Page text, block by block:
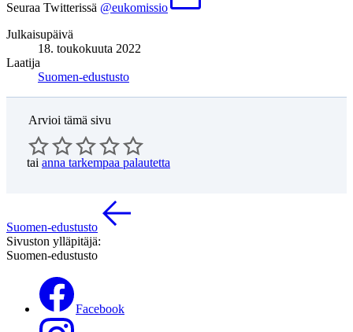
Seuraa Twitterissä @eukomissio
Julkaisupäivä
18. toukokuuta 2022
Laatija
Suomen-edustusto
Arvioi tämä sivu
tai anna tarkempaa palautetta
Suomen-edustusto
Sivuston ylläpitäjä:
Suomen-edustusto
Facebook